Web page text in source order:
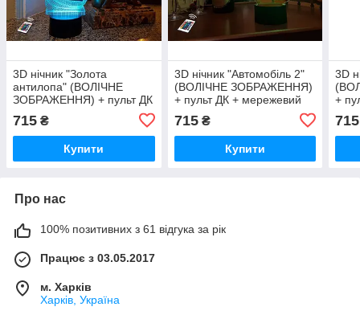
3D нічник "Золота
антилопа" (ВОЛІЧНЕ
ЗОБРАЖЕННЯ) + пульт ДК
+батарейки (3ААА)
3DTOYSLAMP
715 ₴
Купити
3D нічник "Автомобіль 2"
(ВОЛІЧНЕ ЗОБРАЖЕННЯ)
+ пульт ДК + мережевий
(3ААА) 3DTOYSLAMP
715₴
Купити
3D
+
715
Про нас
100% позитивних з 61 відгука за рік
Працює з 03.05.2017
м. Харків
Харків, Україна